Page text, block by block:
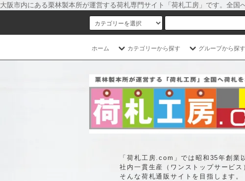
大阪市内にある栗林製本所が運営する荷札専門サイト「荷札工房」です。全国
ホーム カテゴリーから探す グループから探す
「荷札工房.com」では昭和35年創業
社内一貫生産（ワンストップサービ
そんな荷札通販サイトを目指します。